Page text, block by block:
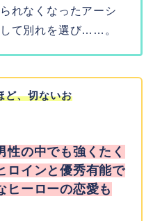
れなくなったアーシ
て別れを選び……。
ど、切ないお
性の中でも強くたく
ロインと優秀有能で
ヒーローの恋愛も